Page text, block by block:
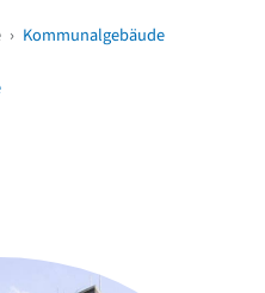
› Kommunalgebäude